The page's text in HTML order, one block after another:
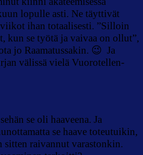
lopulle asti. Ne täyttivät
ihan totaalisesti. ”Silloin
kun se työtä ja vaivaa on ollut”,
jo Raamatussakin. 😉 Ja
välissä vielä Vuorotellen-
se oli haaveena. Ja
se haave toteutuikin,
sitten raivannut varastonkin.